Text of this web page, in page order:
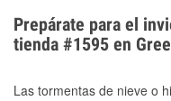
el
extremo. Aprende
anticongelante en
Prepárate para el
tienda #1595 en
Las tormentas de nieve o